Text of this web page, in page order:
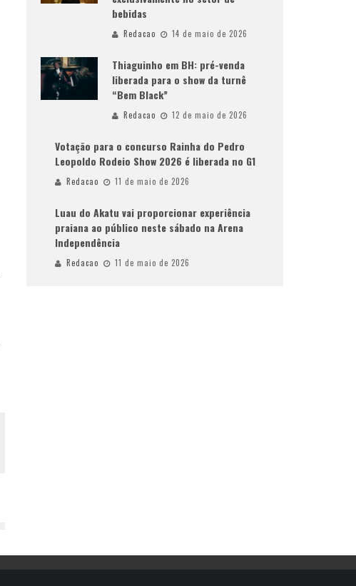
bebidas
Redacao 14 de maio de 2026
Thiaguinho em BH: pré-venda
liberada para o show da turnê
“Bem Black”
Redacao 12 de maio de 2026
Votação para o concurso Rainha do Pedro
Leopoldo Rodeio Show 2026 é liberada no G1
Redacao 11 de maio de 2026
Luau do Akatu vai proporcionar experiência
praiana ao público neste sábado na Arena
Independência
Redacao 11 de maio de 2026